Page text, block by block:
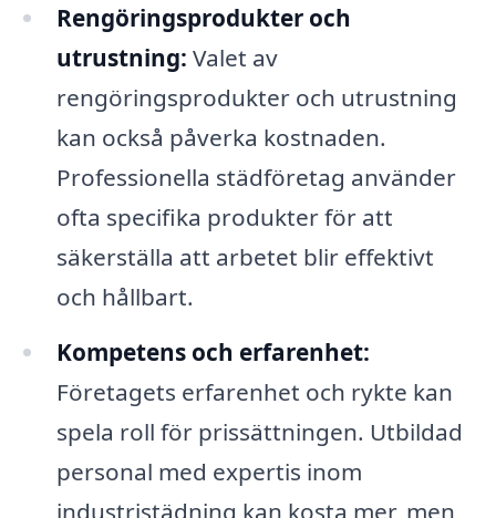
Rengöringsprodukter och
utrustning: Valet av
rengöringsprodukter och utrustning
kan också påverka kostnaden.
Professionella städföretag använder
ofta specifika produkter för att
säkerställa att arbetet blir effektivt
och hållbart.
Kompetens och erfarenhet:
Företagets erfarenhet och rykte kan
spela roll för prissättningen. Utbildad
personal med expertis inom
industristädning kan kosta mer, men